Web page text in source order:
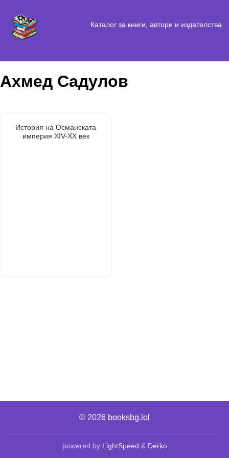
Каталог за книги, автори и издателства
Ахмед Садулов
История на Османската
империя XIV-XX век
© 2026 booksbg.lol
powered by LightSpeed & Derko